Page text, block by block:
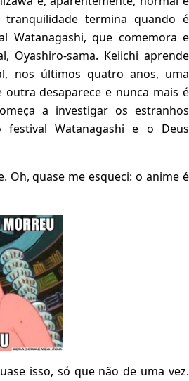
tranquilidade termina quando é
Watanagashi, que comemora e
Oyashiro-sama. Keiichi aprende
nos últimos quatro anos, uma
outra desaparece e nunca mais é
a investigar os estranhos
festival Watanagashi e o Deus
Oh, quase me esqueci: o anime é
isso, só que não de uma vez.